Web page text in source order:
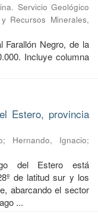
Servicio Geológico
Recursos Minerales,
Farallón Negro, de la
Incluye columna
Estero, provincia
; Hernando, Ignacio;
del Estero está
de latitud sur y los
abarcando el sector
...